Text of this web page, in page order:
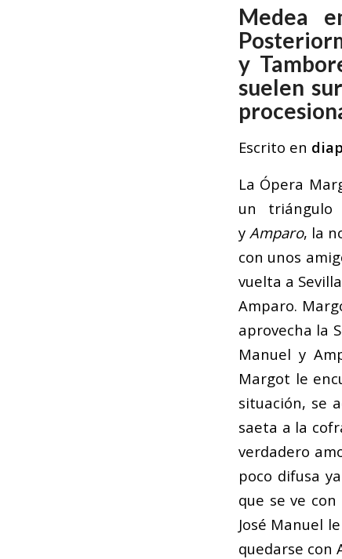
Medea
y
suelen
Escrito en
La Ópera
un triángulo
yAmparo, la
con unos
vuelta a
Amparo.
aprovecha la
Manuel y
Margot le
situación, se
saeta a la
verdadero
poco difusa
que se ve
José Manuel
quedarse con